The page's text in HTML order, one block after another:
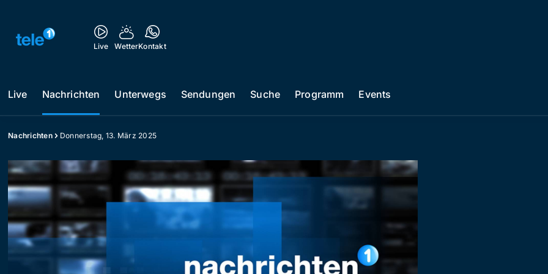
Live WetterKontakt
Live Nachrichten Unterwegs Sendungen Suche Programm Events
Nachrichten Donnerstag, 13. März 2025